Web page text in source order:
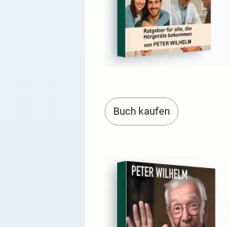
Buch kaufen